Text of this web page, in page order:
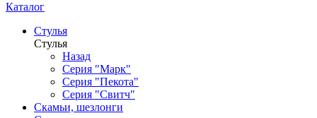
Каталог
Стулья
Стулья
Назад
Серия "Марк"
Серия "Пекота"
Серия "Свитч"
Скамьи, шезлонги